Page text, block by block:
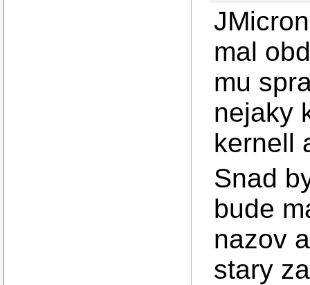
mal
mu
nejaky
kernell
Snad
bude
nazov
stary